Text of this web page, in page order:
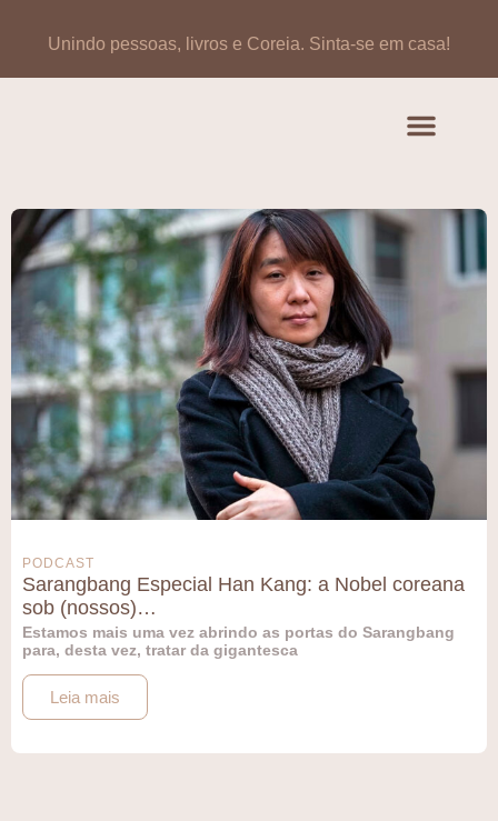
Unindo pessoas, livros e Coreia. Sinta-se em casa!
PODCAST
Sarangbang Especial Han Kang: a Nobel coreana
sob (nossos)…
Estamos mais uma vez abrindo as portas do Sarangbang
para, desta vez, tratar da gigantesca
Leia mais